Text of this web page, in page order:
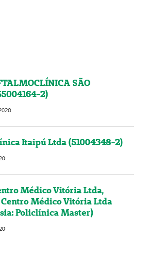
SÃO
2)
Itaipú Ltda (51004348-2)
Médico Vitória Ltda,
Médico Vitória Ltda
Policlínica Master)